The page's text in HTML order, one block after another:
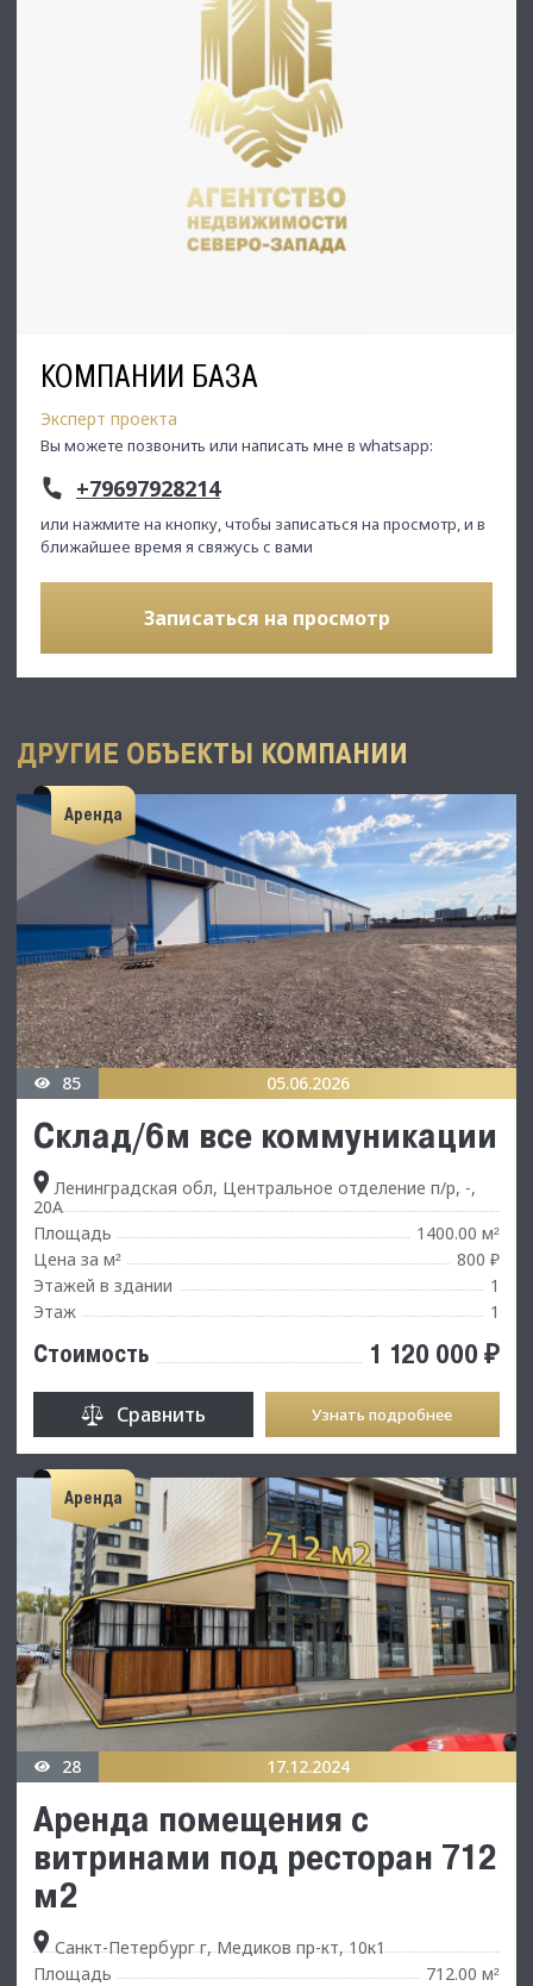
КОМПАНИИ БАЗА
Эксперт проекта
Вы можете позвонить или написать мне в whatsapp:
+79697928214
или нажмите на кнопку, чтобы записаться на просмотр, и в
ближайшее время я свяжусь с вами
Записаться на просмотр
С Уважением, Дмитрий.
Недвижимость Северо-Запада.
ДРУГИЕ ОБЪЕКТЫ КОМПАНИИ
Аренда
85 05.06.2026
Склад/6м все коммуникации
Ленинградская обл, Центральное отделение п/р, -,
20А
Площадь
1400.00 м²
Цена за м²
800 ₽
Этажей в здании
1
Этаж
1
Стоимость 1 120 000 ₽
Сравнить Узнать подробнее
Аренда
28 17.12.2024
Аренда помещения с
витринами под ресторан 712
м2
Санкт-Петербург г, Медиков пр-кт, 10к1
Площадь
712.00 м²